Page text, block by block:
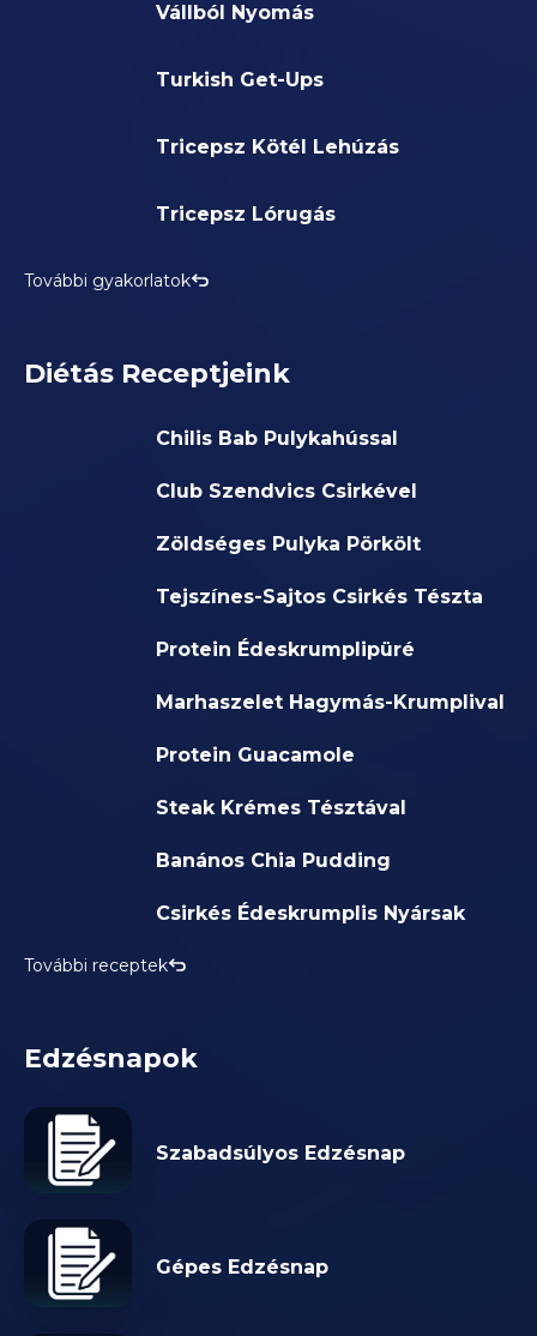
Vállból Nyomás
Turkish Get-Ups
Tricepsz Kötél Lehúzás
Tricepsz Lórugás
További gyakorlatok
Diétás Receptjeink
Chilis Bab Pulykahússal
Club Szendvics Csirkével
Zöldséges Pulyka Pörkölt
Tejszínes-Sajtos Csirkés Tészta
Protein Édeskrumplipüré
Marhaszelet Hagymás-Krumplival
Protein Guacamole
Steak Krémes Tésztával
Banános Chia Pudding
Csirkés Édeskrumplis Nyársak
További receptek
Edzésnapok
Szabadsúlyos Edzésnap
Gépes Edzésnap